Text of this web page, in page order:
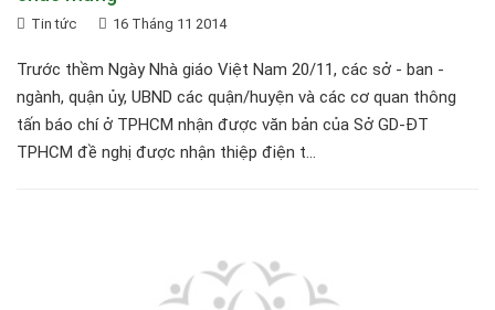
Tin tức 16 Tháng 11 2014
Trước thềm Ngày Nhà giáo Việt Nam 20/11, các sở - ban -
ngành, quận ủy, UBND các quận/huyện và các cơ quan thông
tấn báo chí ở TPHCM nhận được văn bản của Sở GD-ĐT
TPHCM đề nghị được nhận thiệp điện t...